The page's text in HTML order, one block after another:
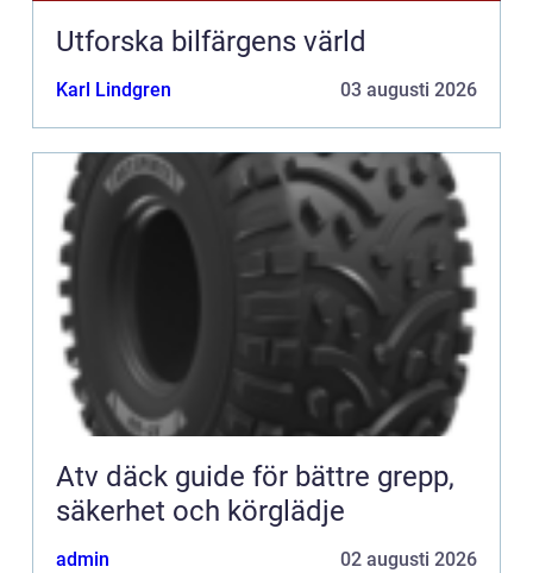
Utforska bilfärgens värld
Karl Lindgren 03 augusti 2026
Atv däck guide för bättre grepp,
säkerhet och körglädje
admin 02 augusti 2026